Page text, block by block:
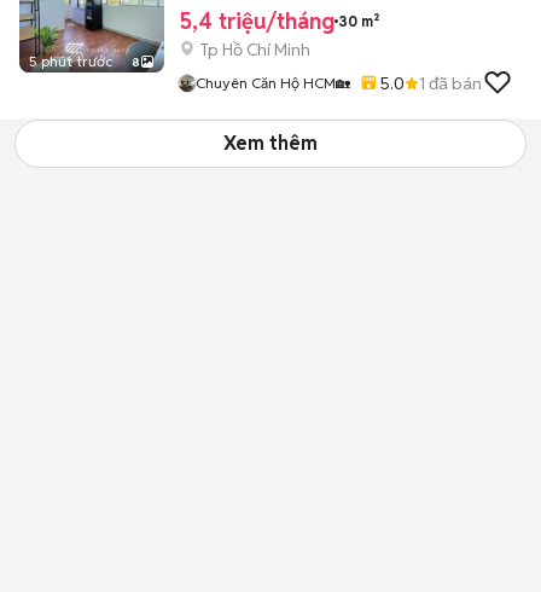
5 phút trước 8
5,4 triệu/tháng 30 m²
Tp Hồ Chí Minh
Chuyên Căn Hộ HCM🏡 5.0 1 đã bán
Xem thêm